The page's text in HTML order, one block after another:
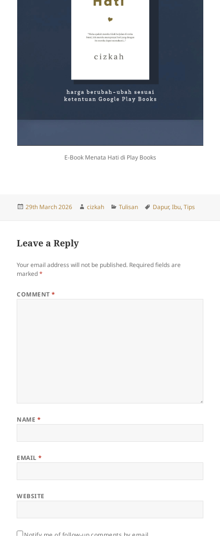
E-Book Menata Hati di Play Books
Posted
29th March 2026 Author
cizkah Categories
Tulisan Tags
Dapur,Ibu,Tips
Leave a Reply
Your email address will not be published. Required fields are
marked*
COMMENT*
NAME *
EMAIL*
WEBSITE